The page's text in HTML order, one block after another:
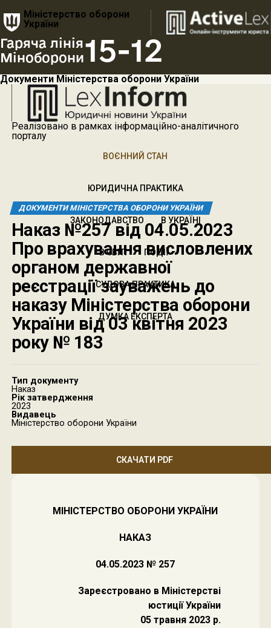
Міністерство оборони
України
Гаряча лінія
Міноборони15-12
Документи Міністерства оборони України
Реалізовано в рамках інформаційно-аналітичного
порталу
ВОЄННИЙ СТАН
ЮРИДИЧНА ПРАКТИКА
ЗАКОНОДАВСТВО В УКРАЇНІ
В СВІТІ ПОДІЇ
СУДОВА ПРАКТИКА
ДУМКА ЕКСПЕРТА
ДОКУМЕНТИ МІНІСТЕРСТВА ОБОРОНИ УКРАЇНИ
Наказ №257 від 04.05.2023
Про врахування висловлених
органом державної
реєстрації зауважень до
наказу Міністерства оборони
України від 03 квітня 2023
року № 183
Тип документу
Наказ
Рік затвердження
2023
Видавець
Міністерство оборони України
СКАЧАТИ PDF
МІНІСТЕРСТВО ОБОРОНИ УКРАЇНИ
НАКАЗ
04.05.2023 № 257
Зареєстровано в Міністерстві
юстиції України
05 травня 2023 р.